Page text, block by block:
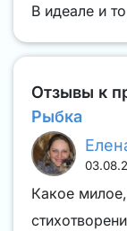
В идеале и
Отзывы к
Рыбка
Какое